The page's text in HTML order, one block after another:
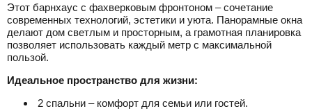
Этот барнхаус с фахверковым фронтоном – сочетание
современных технологий, эстетики и уюта. Панорамные окна
делают дом светлым и просторным, а грамотная планировка
позволяет использовать каждый метр с максимальной
пользой.
Идеальное пространство для жизни:
2 спальни – комфорт для семьи или гостей.